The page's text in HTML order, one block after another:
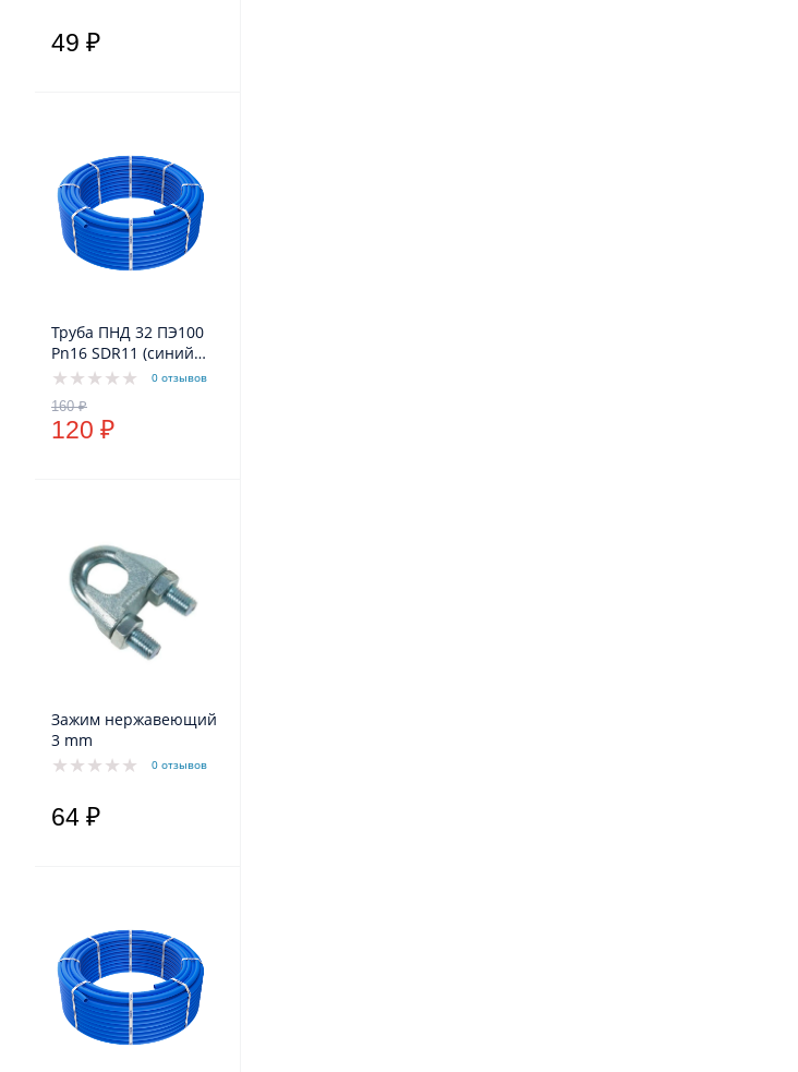
49 ₽
Труба ПНД 32 ПЭ100
Pn16 SDR11 (синий
цвет) VODOS Standart
0 отзывов
120 ₽
Зажим нержавеющий
3 mm
0 отзывов
64 ₽